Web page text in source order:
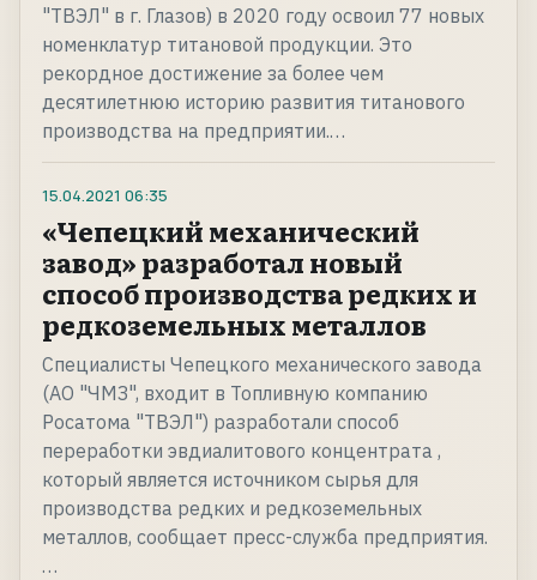
"ТВЭЛ" в г. Глазов) в 2020 году освоил 77 новых
номенклатур титановой продукции. Это
рекордное достижение за более чем
десятилетнюю историю развития титанового
производства на предприятии.…
15.04.2021 06:35
«Чепецкий механический
завод» разработал новый
способ производства редких и
редкоземельных металлов
Специалисты Чепецкого механического завода
(АО "ЧМЗ", входит в Топливную компанию
Росатома "ТВЭЛ") разработали способ
переработки эвдиалитового концентрата ,
который является источником сырья для
производства редких и редкоземельных
металлов, сообщает пресс-служба предприятия.
…